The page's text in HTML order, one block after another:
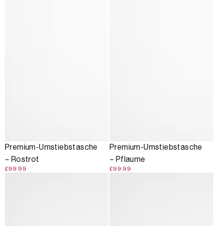
Premium-Umstiebstasche
– Rostrot
£99.99
Premium-Umstiebstasche
– Pflaume
£99.99